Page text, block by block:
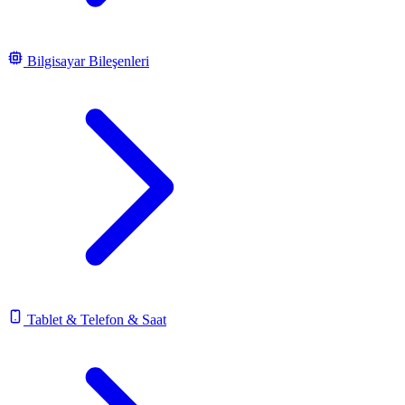
Bilgisayar Bileşenleri
Tablet & Telefon & Saat